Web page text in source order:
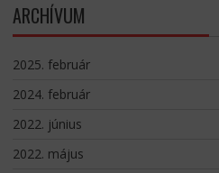
ARCHÍVUM
2025. február
2024. február
2022. június
2022. május